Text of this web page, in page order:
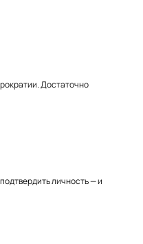
Достаточно
личность — и